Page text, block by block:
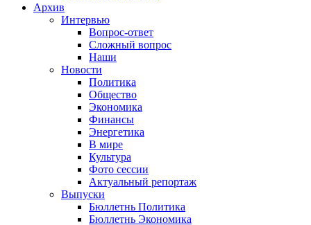
Архив
Интервью
Вопрос-ответ
Сложный вопрос
Наши
Новости
Политика
Общество
Экономика
Финансы
Энергетика
В мире
Культура
Фото сессии
Актуальный репортаж
Выпуски
Бюллетнь Политика
Бюллетнь Экономика